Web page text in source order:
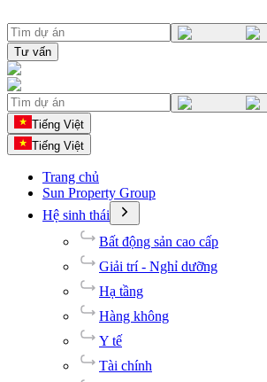
Tư vấn
Tiếng Việt
Tiếng Việt
Trang chủ
Sun Property Group
Hệ sinh thái
Bất động sản cao cấp
Giải trí - Nghỉ dưỡng
Hạ tầng
Hàng không
Y tế
Tài chính